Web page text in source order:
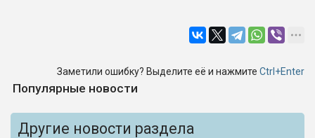
Заметили ошибку? Выделите её и нажмите Ctrl+Enter
Популярные новости
Другие новости раздела